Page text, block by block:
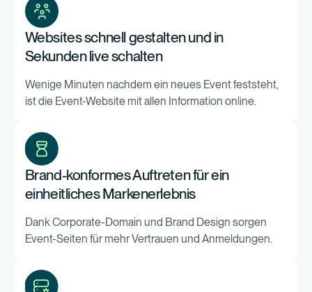
Websites schnell gestalten und in
Sekunden live schalten
Wenige Minuten nachdem ein neues Event feststeht,
ist die Event-Website mit allen Information online.
Brand-konformes Auftreten für ein
einheitliches Markenerlebnis
Dank Corporate-Domain und Brand Design sorgen
Event-Seiten für mehr Vertrauen und Anmeldungen.